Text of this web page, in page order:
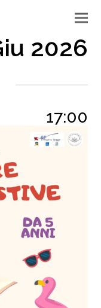
2026
17:00